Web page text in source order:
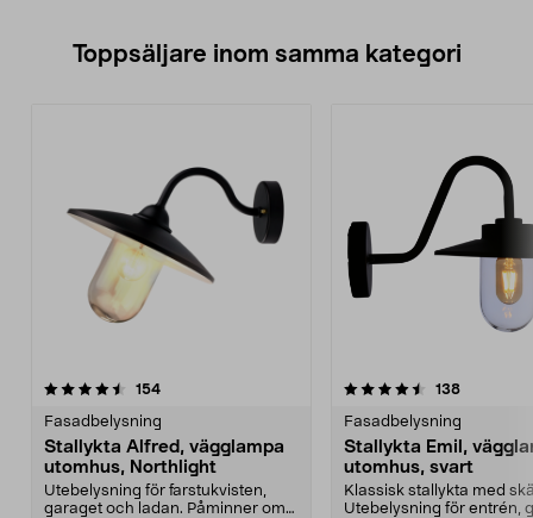
Toppsäljare inom samma kategori
154recensioner
Fasadbelysning
Stallykta Alfred, vägglampa
utomhus, Northlight
Utebelysning för farstukvisten,
garaget och ladan. Påminner om
4.5 av 5 stjärnor 138
Fasadbelysning
Stallykta Emil,
utomhus, svart
Klassisk stallykta med
Utebelysning för entrén,
4.5 av 5 stjärnor